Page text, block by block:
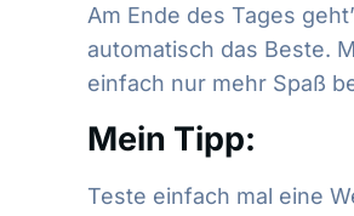
Am Ende des Tages
automatisch das Beste.
einfach nur mehr Spaß
Mein Tipp:
Teste einfach mal eine